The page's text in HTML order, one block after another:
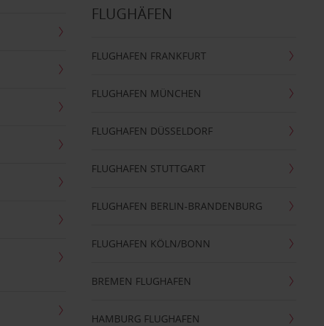
FLUGHÄFEN
FLUGHAFEN FRANKFURT
FLUGHAFEN MÜNCHEN
FLUGHAFEN DÜSSELDORF
FLUGHAFEN STUTTGART
FLUGHAFEN BERLIN-BRANDENBURG
FLUGHAFEN KÖLN/BONN
BREMEN FLUGHAFEN
HAMBURG FLUGHAFEN